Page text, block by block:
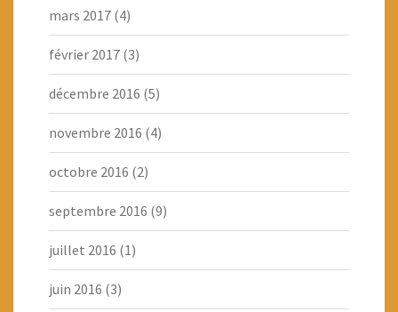
mars 2017 (4)
février 2017 (3)
décembre 2016 (5)
novembre 2016 (4)
octobre 2016 (2)
septembre 2016 (9)
juillet 2016 (1)
juin 2016 (3)